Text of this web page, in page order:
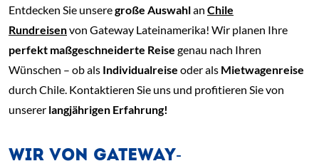
Entdecken Sie unseregroße Auswahlan Chile
Rundreisenvon Gateway Lateinamerika! Wir planen Ihre
perfekt maßgeschneiderte Reise genau nach Ihren
Wünschen – ob als Individualreise oder als Mietwagenreise
durch Chile. Kontaktieren Sie uns und profitieren Sie von
unserer langjährigen Erfahrung!
WIR VON GATEWAY-